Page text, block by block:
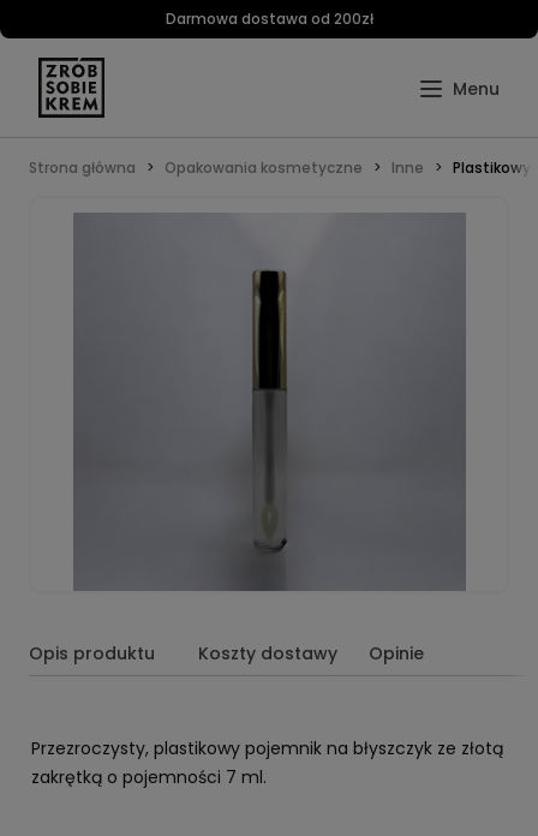
Darmowa dostawa od 200zł
Strona główna Opakowania kosmetyczne Inne Plastikowy
Opis produktu Koszty dostawy Opinie
Przezroczysty, plastikowy pojemnik na błyszczyk ze złotą
zakrętką o pojemności 7 ml.